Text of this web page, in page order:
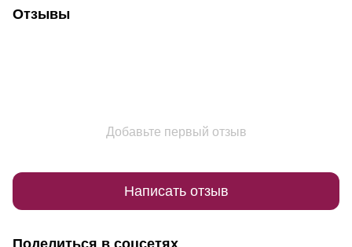
Отзывы
Добавьте первый отзыв
Написать отзыв